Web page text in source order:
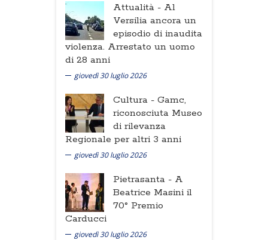
Attualità - Al
Versilia ancora un
episodio di inaudita
violenza. Arrestato un uomo
di 28 anni
giovedì 30 luglio 2026
Cultura - Gamc,
riconosciuta Museo
di rilevanza
Regionale per altri 3 anni
giovedì 30 luglio 2026
Pietrasanta - A
Beatrice Masini il
70° Premio
Carducci
giovedì 30 luglio 2026